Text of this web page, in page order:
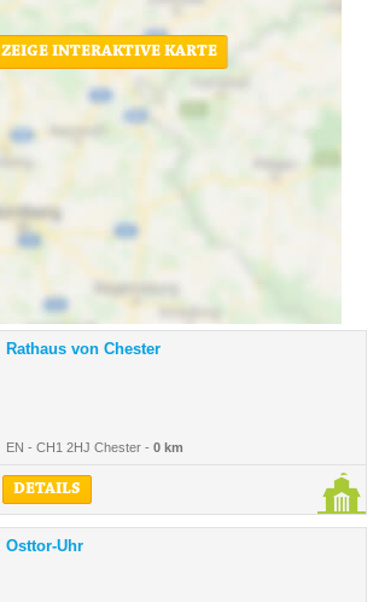
ZEIGE INTERAKTIVE KARTE
Rathaus von Chester
EN - CH1 2HJ Chester - 0 km
DETAILS
Osttor-Uhr